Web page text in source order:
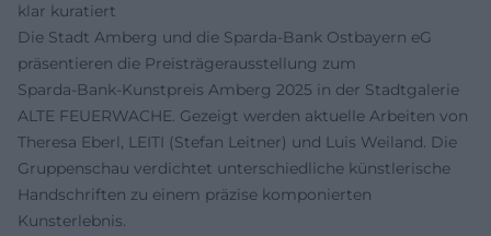
klar kuratiert
Die Stadt Amberg und die Sparda‑Bank Ostbayern eG
präsentieren die Preisträgerausstellung zum
Sparda‑Bank‑Kunstpreis Amberg 2025 in der Stadtgalerie
ALTE FEUERWACHE. Gezeigt werden aktuelle Arbeiten von
Theresa Eberl, LEITI (Stefan Leitner) und Luis Weiland. Die
Gruppenschau verdichtet unterschiedliche künstlerische
Handschriften zu einem präzise komponierten
Kunsterlebnis.